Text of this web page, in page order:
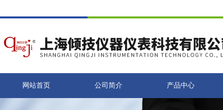
网站首页 公司简介 产品中心